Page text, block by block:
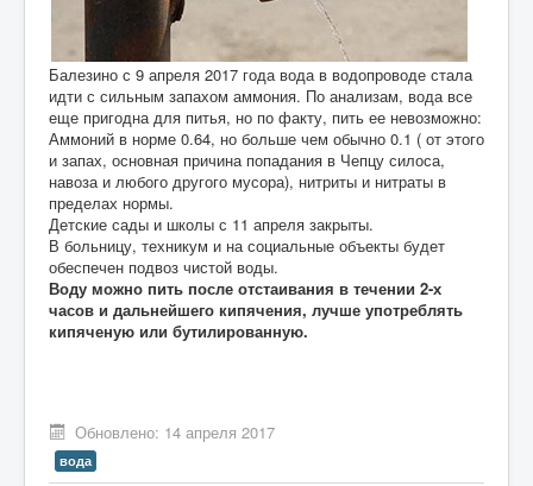
Балезино с 9 апреля 2017 года вода в водопроводе стала
идти с сильным запахом аммония. По анализам, вода все
еще пригодна для питья, но по факту, пить ее невозможно:
Аммоний в норме 0.64, но больше чем обычно 0.1 ( от этого
и запах, основная причина попадания в Чепцу силоса,
навоза и любого другого мусора), нитриты и нитраты в
пределах нормы.
Детские сады и школы с 11 апреля закрыты.
В больницу, техникум и на социальные объекты будет
обеспечен подвоз чистой воды.
Воду можно пить после отстаивания в течении 2-х
часов и дальнейшего кипячения, лучше употреблять
кипяченую или бутилированную.
Обновлено: 14 апреля 2017
вода